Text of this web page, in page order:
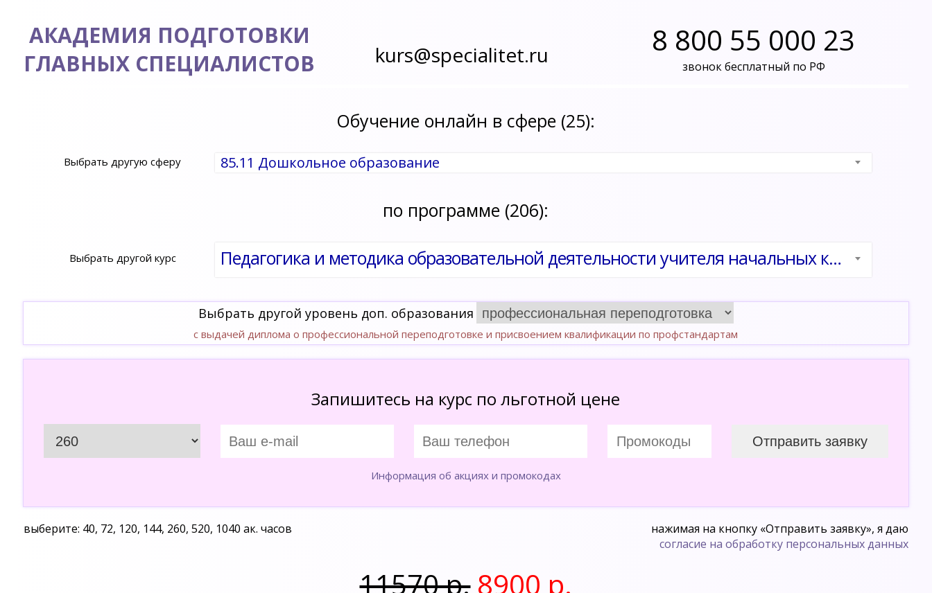
АКАДЕМИЯ ПОДГОТОВКИ
ГЛАВНЫХ СПЕЦИАЛИСТОВ
kurs@specialitet.ru 8 800 55 000 23
звонок бесплатный по РФ
Обучение онлайн в сфере (25):
Выбрать другую сферу 85.11 Дошкольное образование
по программе (206):
Выбрать другой курс Педагогика и методика образовательной деятельности учителя начальных классов
Выбрать другой уровень доп. образования
с выдачей диплома о профессиональной переподготовке и присвоением квалификации по профстандартам
Запишитесь на курс по льготной цене
Информация об акциях и промокодах
выберите: 40, 72, 120, 144, 260, 520, 1040 ак. часов
нажимая на кнопку «Отправить заявку», я даю
согласие на обработку персональных данных
11570 р. 8900 р.